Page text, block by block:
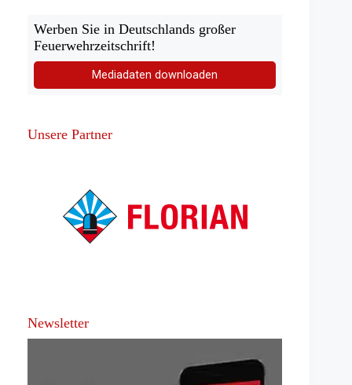
Werben Sie in Deutschlands großer
Feuerwehrzeitschrift!
Mediadaten downloaden
Unsere Partner
Newsletter